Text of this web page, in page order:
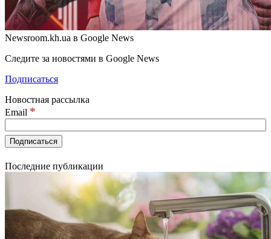
Newsroom.kh.ua в Google News
Следите за новостями в Google News
Подписаться
Новостная рассылка
Email *
Последние публикации